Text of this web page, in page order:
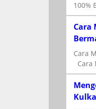
100%
Cara
Cara
Cara